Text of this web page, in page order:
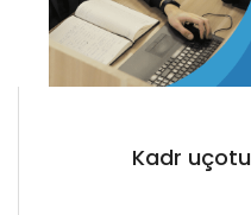
Kadr